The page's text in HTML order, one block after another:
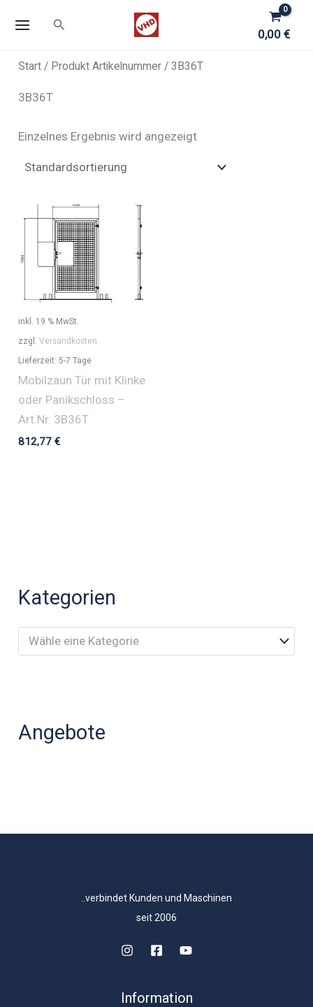
Inhalt
Suchen
0,00€
Kategorien
Wähle eine Kategorie
Angebote
Start / Produkt Artikelnummer / 3B36T
3B36T
Einzelnes Ergebnis wird angezeigt
inkl. 19 % MwSt.
zzgl.Versandkosten
Lieferzeit: 5-7 Tage
Mobilzaun Tür mit Klinke
oder Panikschloss –
Art.Nr. 3B36T
812,77€
..verbindet Kunden und Maschinen
seit 2006
Information